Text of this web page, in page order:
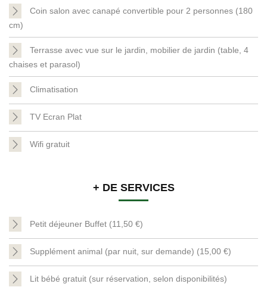
Coin salon avec canapé convertible pour 2 personnes (180
cm)
Terrasse avec vue sur le jardin, mobilier de jardin (table, 4
chaises et parasol)
Climatisation
TV Ecran Plat
Wifi gratuit
+ DE SERVICES
Petit déjeuner Buffet (11,50 €)
Supplément animal (par nuit, sur demande) (15,00 €)
Lit bébé gratuit (sur réservation, selon disponibilités)